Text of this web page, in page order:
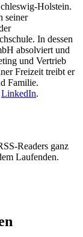
Holstein.
seiner
In dessen
absolviert und
und Vertrieb
Freizeit treibt er
Familie.
LinkedIn.
Readers ganz
Laufenden.